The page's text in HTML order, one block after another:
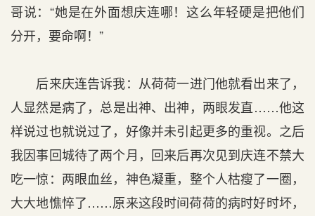
哥说：“她是在外面想庆连哪！这么年轻硬是把他们
分开，要命啊！”
后来庆连告诉我：从荷荷一进门他就看出来了，
人显然是病了，总是出神、出神，两眼发直……他这
样说过也就说过了，好像并未引起更多的重视。之后
我因事回城待了两个月，回来后再次见到庆连不禁大
吃一惊：两眼血丝，神色凝重，整个人枯瘦了一圈，
大大地憔悴了……原来这段时间荷荷的病时好时坏，